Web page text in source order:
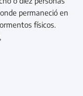
permaneció en
físicos.